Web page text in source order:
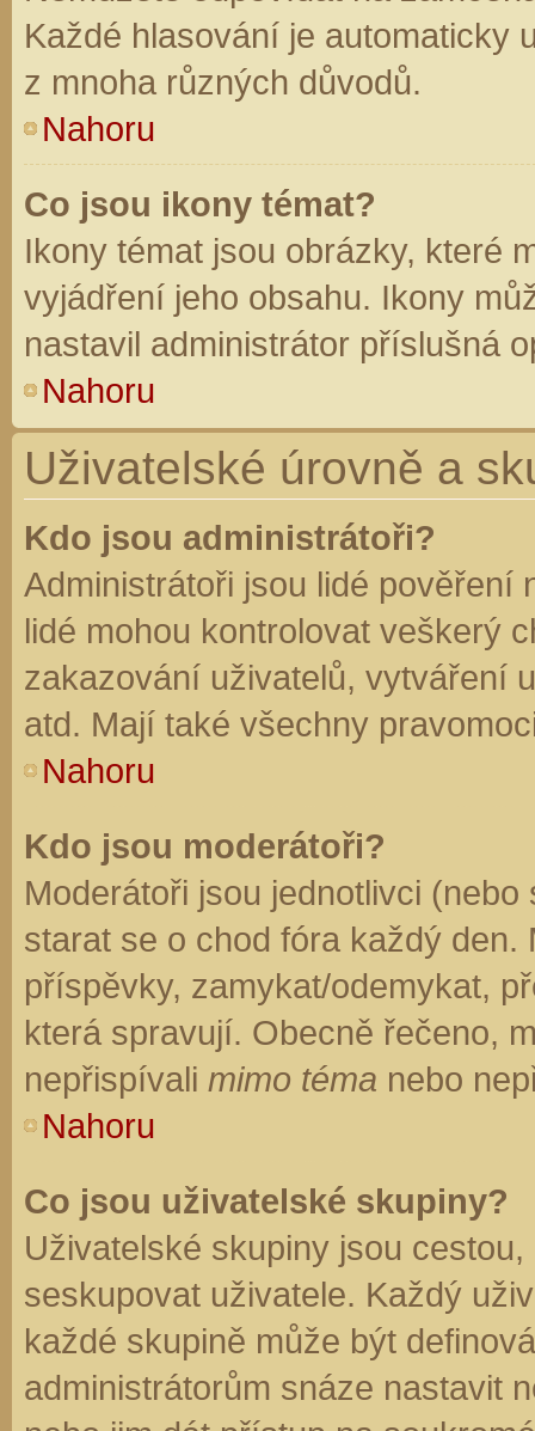
Každé hlasování je automaticky
z mnoha různých důvodů.
Nahoru
Co jsou ikony témat?
Ikony témat jsou obrázky, které
vyjádření jeho obsahu. Ikony
nastavil administrátor příslušná
Nahoru
Uživatelské úrovně a
Kdo jsou administrátoři?
Administrátoři jsou lidé pověření
lidé mohou kontrolovat veškerý
zakazování uživatelů, vytváření
atd. Mají také všechny
Nahoru
Kdo jsou moderátoři?
Moderátoři jsou jednotlivci
starat se o chod fóra každý
příspěvky, zamykat/odemykat,
která spravují. Obecně řečeno,
nepřispívali mimo téma nebo
Nahoru
Co jsou uživatelské skupiny?
Uživatelské skupiny jsou
seskupovat uživatele. Každý
každé skupině může být
administrátorům snáze nastavit